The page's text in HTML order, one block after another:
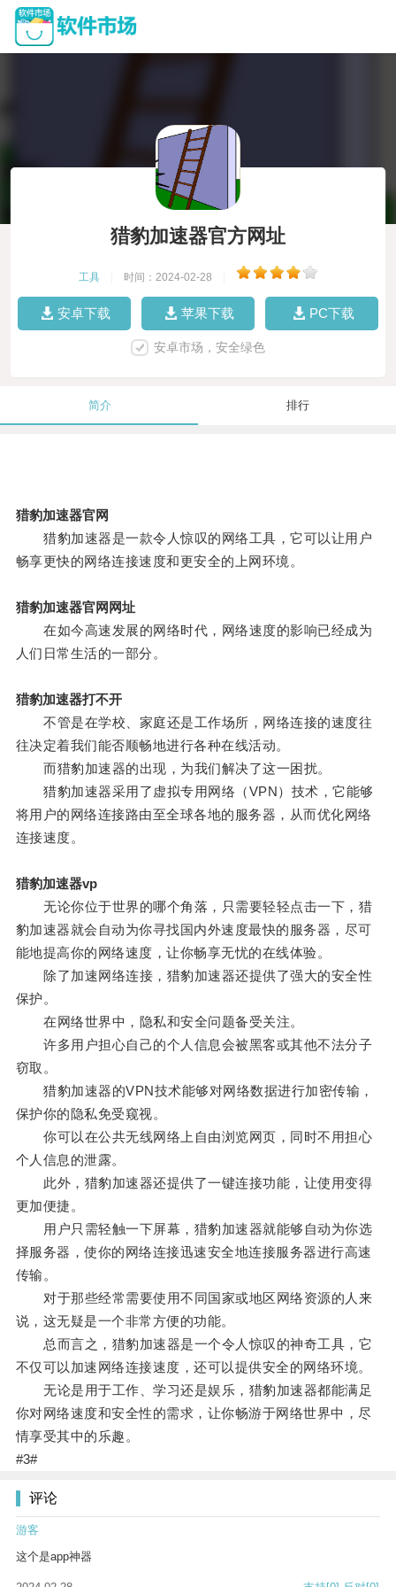
猎豹加速器官方网址
工具 时间：2024-02-28
安卓下载 苹果下载 PC下载
安卓市场，安全绿色
简介 排行
猎豹加速器官网
猎豹加速器是一款令人惊叹的网络工具，它可以让用户
畅享更快的网络连接速度和更安全的上网环境。
猎豹加速器官网网址
在如今高速发展的网络时代，网络速度的影响已经成为
人们日常生活的一部分。
猎豹加速器打不开
不管是在学校、家庭还是工作场所，网络连接的速度往
往决定着我们能否顺畅地进行各种在线活动。
而猎豹加速器的出现，为我们解决了这一困扰。
猎豹加速器采用了虚拟专用网络（VPN）技术，它能够
将用户的网络连接路由至全球各地的服务器，从而优化网络
连接速度。
猎豹加速器vp
无论你位于世界的哪个角落，只需要轻轻点击一下，猎
豹加速器就会自动为你寻找国内外速度最快的服务器，尽可
能地提高你的网络速度，让你畅享无忧的在线体验。
除了加速网络连接，猎豹加速器还提供了强大的安全性
保护。
在网络世界中，隐私和安全问题备受关注。
许多用户担心自己的个人信息会被黑客或其他不法分子
窃取。
猎豹加速器的VPN技术能够对网络数据进行加密传输，
保护你的隐私免受窥视。
你可以在公共无线网络上自由浏览网页，同时不用担心
个人信息的泄露。
此外，猎豹加速器还提供了一键连接功能，让使用变得
更加便捷。
用户只需轻触一下屏幕，猎豹加速器就能够自动为你选
择服务器，使你的网络连接迅速安全地连接服务器进行高速
传输。
对于那些经常需要使用不同国家或地区网络资源的人来
说，这无疑是一个非常方便的功能。
总而言之，猎豹加速器是一个令人惊叹的神奇工具，它
不仅可以加速网络连接速度，还可以提供安全的网络环境。
无论是用于工作、学习还是娱乐，猎豹加速器都能满足
你对网络速度和安全性的需求，让你畅游于网络世界中，尽
情享受其中的乐趣。
#3#
评论
游客
这个是app神器